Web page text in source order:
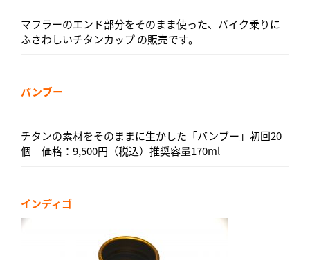
マフラーのエンド部分をそのまま使った、バイク乗りに
ふさわしいチタンカップ の販売です。
バンブー
チタンの素材をそのままに生かした「バンブー」初回20
個 価格：9,500円（税込）推奨容量170ml
インディゴ